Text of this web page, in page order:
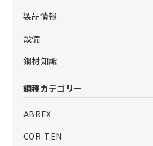
製品情報
設備
鋼材知識
鋼種カテゴリー
ABREX
COR-TEN